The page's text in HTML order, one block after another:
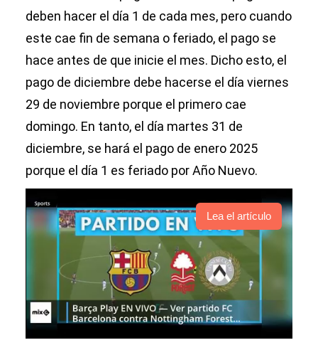
deben hacer el día 1 de cada mes, pero cuando
este cae fin de semana o feriado, el pago se
hace antes de que inicie el mes. Dicho esto, el
pago de diciembre debe hacerse el día viernes
29 de noviembre porque el primero cae
domingo. En tanto, el día martes 31 de
diciembre, se hará el pago de enero 2025
porque el día 1 es feriado por Año Nuevo.
Lea el artículo